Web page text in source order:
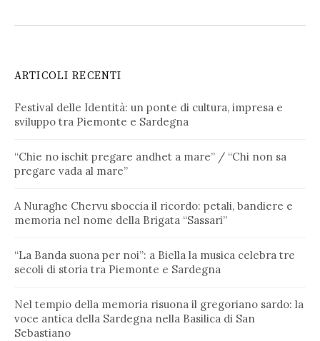
ARTICOLI RECENTI
Festival delle Identità: un ponte di cultura, impresa e
sviluppo tra Piemonte e Sardegna
“Chie no ischit pregare andhet a mare” / “Chi non sa
pregare vada al mare”
A Nuraghe Chervu sboccia il ricordo: petali, bandiere e
memoria nel nome della Brigata “Sassari”
“La Banda suona per noi”: a Biella la musica celebra tre
secoli di storia tra Piemonte e Sardegna
Nel tempio della memoria risuona il gregoriano sardo: la
voce antica della Sardegna nella Basilica di San
Sebastiano